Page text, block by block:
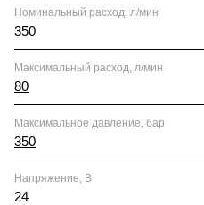
Номинальный расход, л/мин
350
Максимальный расход, л/мин
80
Максимальное давление, бар
350
Напряжение, В
24